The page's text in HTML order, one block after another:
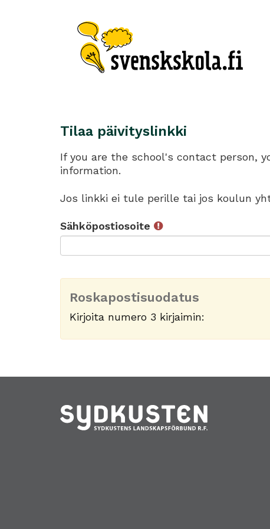
Tilaa päivityslinkki
If you are the school's contact person,
information.
Jos linkki ei tule perille tai jos koulun
Sähköpostiosoite
Roskapostisuodatus
Kirjoita numero 3 kirjaimin: